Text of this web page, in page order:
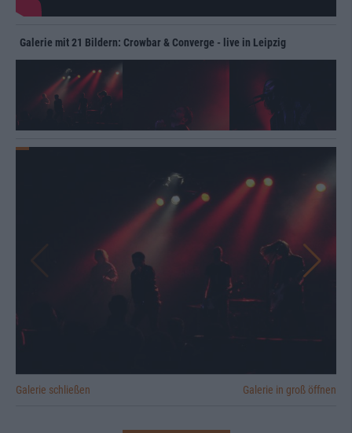
Galerie mit 21 Bildern: Crowbar & Converge - live in Leipzig
Galerie schließen Galerie in groß öffnen